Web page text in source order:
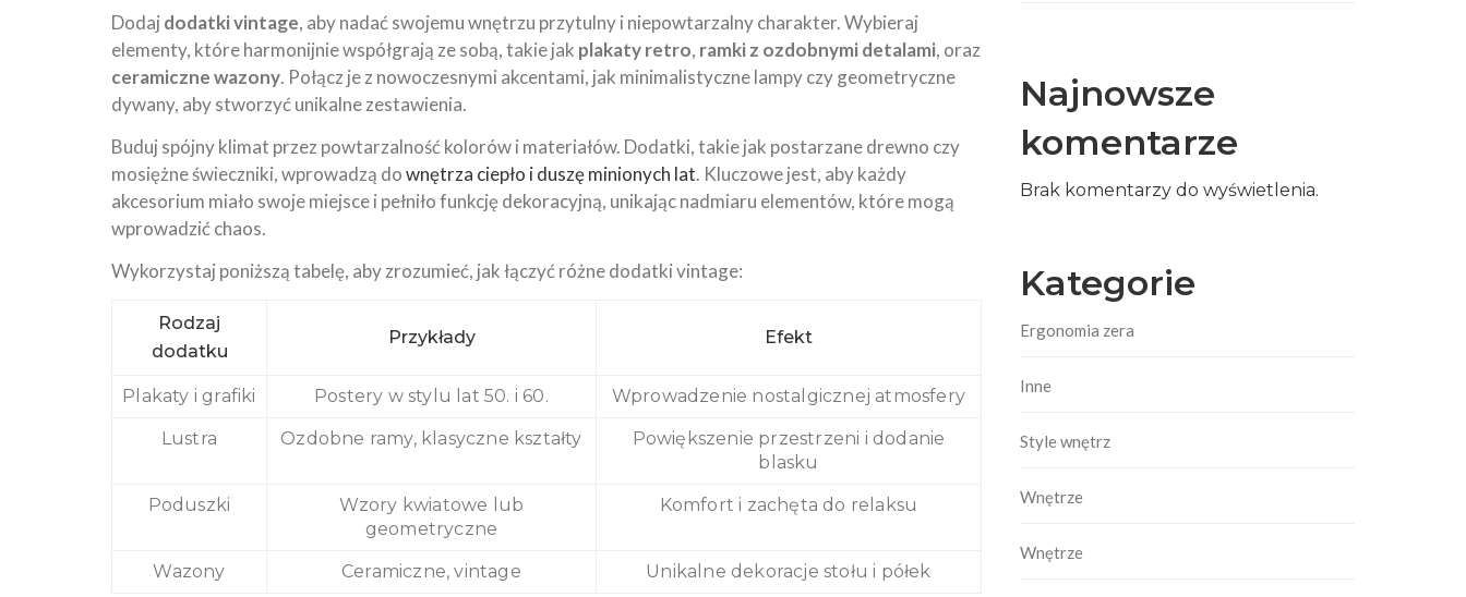
Dodaj dodatki vintage, aby nadać swojemu wnętrzu przytulny i niepowtarzalny charakter. Wybieraj
elementy, które harmonijnie współgrają ze sobą, takie jak plakaty retro, ramki z ozdobnymi detalami, oraz
ceramiczne wazony. Połącz je z nowoczesnymi akcentami, jak minimalistyczne lampy czy geometryczne
dywany, aby stworzyć unikalne zestawienia.
Buduj spójny klimat przez powtarzalność kolorów i materiałów. Dodatki, takie jak postarzane drewno czy
mosiężne świeczniki, wprowadzą downętrza ciepło i duszę minionych lat. Kluczowe jest, aby każdy
akcesorium miało swoje miejsce i pełniło funkcję dekoracyjną, unikając nadmiaru elementów, które mogą
wprowadzić chaos.
Wykorzystaj poniższą tabelę, aby zrozumieć, jak łączyć różne dodatki vintage:
Rodzaj
dodatku
Przykłady Efekt
Plakaty i grafiki Postery w stylu lat 50. i 60. Wprowadzenie nostalgicznej atmosfery
Lustra Ozdobne ramy, klasyczne kształty
Powiększenie przestrzeni i dodanie
blasku
Poduszki
Wzory kwiatowe lub
geometryczne
Komfort i zachęta do relaksu
Wazony Ceramiczne, vintage Unikalne dekoracje stołu i półek
Najnowsze
komentarze
Brak komentarzy do wyświetlenia.
Kategorie
Ergonomia zera
Inne
Style wnętrz
Wnętrze
Wnętrze